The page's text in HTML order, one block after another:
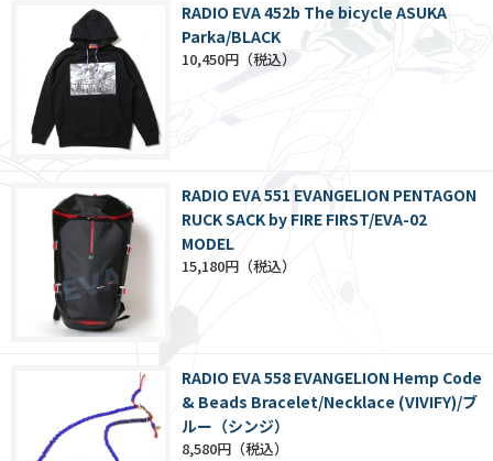
RADIO EVA 452b The bicycle ASUKA
Parka/BLACK
10,450円
RADIO EVA 551 EVANGELION PENTAGON
RUCK SACK by FIRE FIRST/EVA-02
MODEL
15,180円
RADIO EVA 558 EVANGELION Hemp Code
& Beads Bracelet/Necklace (VIVIFY)/ブ
ルー（シンジ）
8,580円